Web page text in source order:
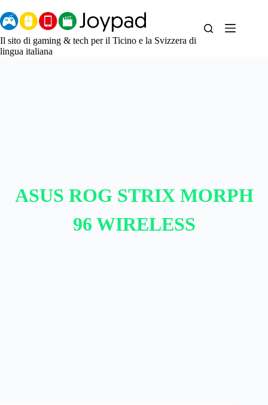
al
contenuto
Il sito di gaming & tech per il Ticino e la Svizzera di
lingua italiana
ASUS ROG STRIX MORPH
96 WIRELESS